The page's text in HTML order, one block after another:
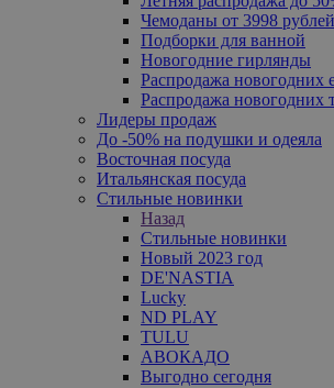
Чемоданы от 3998 рублей
Подборки для ванной
Новогодние гирлянды
Распродажа новогодних
Распродажа новогодних
Лидеры продаж
До -50% на подушки и одеяла
Восточная посуда
Итальянская посуда
Стильные новинки
Назад
Стильные новинки
Новый 2023 год
DE'NASTIA
Lucky
ND PLAY
TULU
АВОКАДО
Выгодно сегодня